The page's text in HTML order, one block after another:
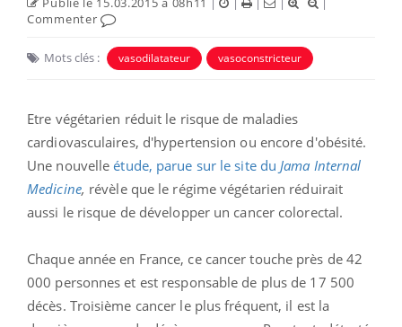
Commenter
Mots clés : vasodilatateur vasoconstricteur
Etre végétarien réduit le risque de maladies
cardiovasculaires, d'hypertension ou encore d'obésité.
Une nouvelleétude, parue sur le site du Jama Internal
Medicine, révèle que le régime végétarien réduirait
aussi le risque de développer un cancer colorectal.
Chaque année en France, ce cancer touche près de 42
000 personnes et est responsable de plus de 17 500
décès. Troisième cancer le plus fréquent, il est la